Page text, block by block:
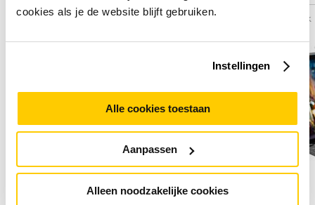
cookies als je de website blijft gebruiken.
Instellingen
Alle cookies toestaan
Aanpassen
Alleen noodzakelijke cookies
Vergelijk Vergelijk